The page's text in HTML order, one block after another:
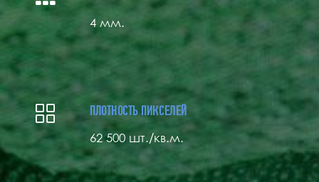
4 мм.
ПЛОТНОСТЬ ПИКСЕЛЕЙ
62 500 шт./кв.м.